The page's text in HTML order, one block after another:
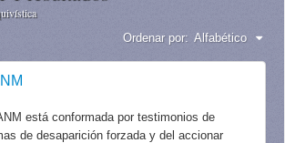
Ordenar por: Alfabético
está conformada por testimonios de
de desaparición forzada y del accionar